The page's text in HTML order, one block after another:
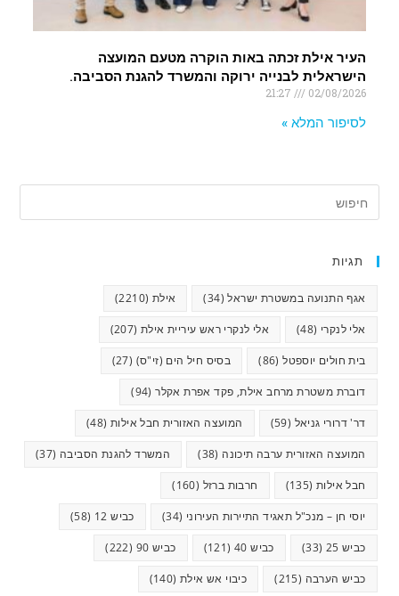
העיר אילת זכתה באות הוקרה מטעם המועצה
הישראלית לבנייה ירוקה והמשרד להגנת הסביבה.
02/08/2026
לסיפור המלא »
תגיות
אגף התנועה במשטרת ישראל(34) אילת (2210)
אלי לנקרי (48) אלי לנקרי ראש עיריית אילת (207)
בית חולים יוספטל(86) בסיס חיל הים (זי"ס) (27)
דוברת משטרת מרחב אילת, פקד אפרת אקלר(94)
דר' דרורי גניאל (59) המועצה האזורית חבל אילות (48)
המועצה האזורית ערבה תיכונה (38) המשרד להגנת הסביבה (37)
חבל אילות (135) חרבות ברזל (160)
יוסי חן – מנכ"ל תאגיד התיירות העירוני (34) כביש 12 (58)
כביש 25 (33) כביש 40 (121) כביש 90 (222)
כביש הערבה (215) כיבוי אש אילת (140)